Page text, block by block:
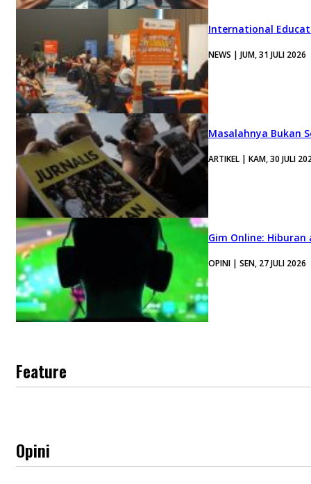
International
NEWS | JUM, 31 JULI 2026
Masalahnya Bukan
ARTIKEL | KAM, 30 JULI
Gim Online:
OPINI | SEN, 27 JULI 2026
Feature
Opini